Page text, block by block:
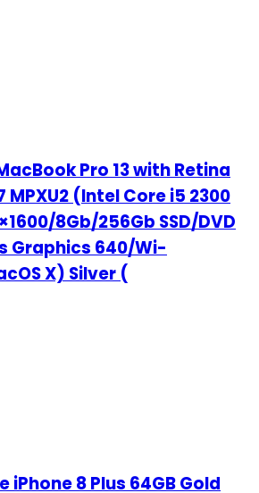
Pro 13 with Retina
MPXU2 (Intel Core i5 2300
8Gb/256Gb SSD/DVD
Graphics 640/Wi-
X) Silver (
8 Plus 64GB Gold